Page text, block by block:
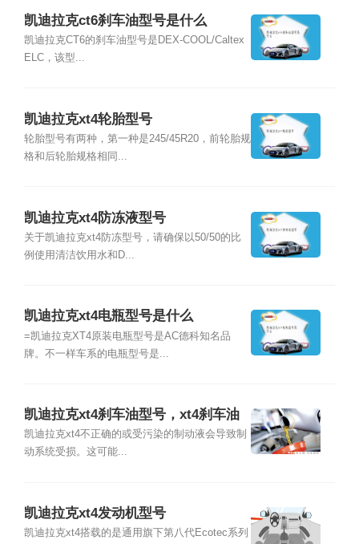
凯迪拉克ct6刹车油型号是什么
凯迪拉克CT6的刹车油型号是DEX-COOL/Caltex
ELC，该型...
凯迪拉克xt4轮胎型号
轮胎型号有两种，第一种是245/45R20，前轮胎规
格和后轮胎规格相同...
凯迪拉克xt4防冻液型号
关于凯迪拉克xt4防冻型号，请确保以50/50的比
例使用清洁饮用水和D...
凯迪拉克xt4电瓶型号是什么
=凯迪拉克XT4原装电瓶型号是AC德科知名品
牌。不一样车系的电瓶型号是...
凯迪拉克xt4刹车油型号，xt4刹车油
多久换
凯迪拉克xt4不正确的或受污染的制动液会导致制
动系统受损。这可能...
凯迪拉克xt4发动机型号
凯迪拉克xt4搭载的是通用旗下第八代Ecotec系列